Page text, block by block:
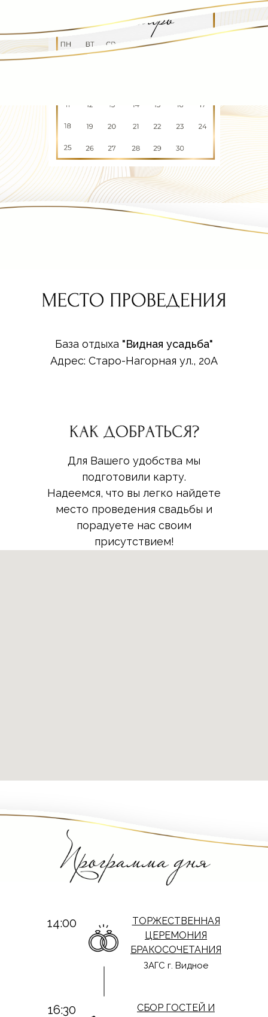
База отдыха "Видная усадьба"
Для Вашего удобства мы
подготовили карту.
Надеемся, что вы легко найдете
место проведения свадьбы и
порадуете нас своим
присутствием!
Адрес: Старо-Нагорная ул., 20А
ТОРЖЕСТВЕННАЯ
ЦЕРЕМОНИЯ
БРАКОСОЧЕТАНИЯ
14:00
ЗАГС г. Видное
СБОР ГОСТЕЙ И
16:30